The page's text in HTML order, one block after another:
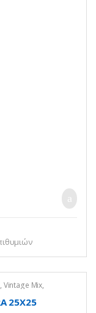
, Vintage Mix,
Vintage Mix
25X25